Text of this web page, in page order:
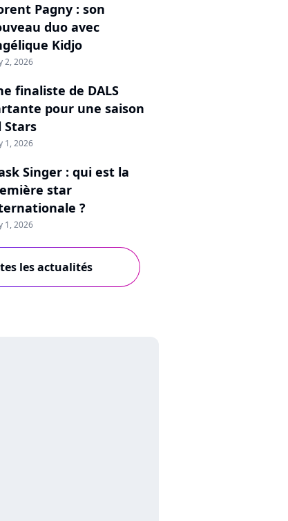
Pagny : son
duo avec
Kidjo
2, 2026
finaliste de DALS
pour une saison
Stars
1, 2026
Singer : qui est la
star
?
1, 2026
les actualités